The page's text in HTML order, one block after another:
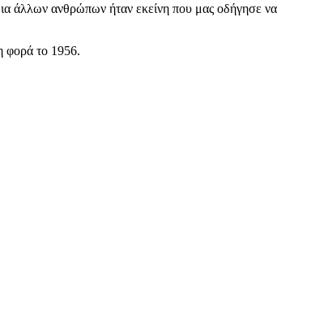
άλλων ανθρώπων ήταν εκείνη που μας οδήγησε να
φορά το 1956.